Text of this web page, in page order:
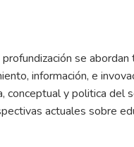
se
información, e
conceptual y politica del
actuales sobre